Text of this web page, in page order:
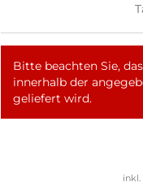
Bitte beachten Sie,
innerhalb der
geliefert wird.
inkl.